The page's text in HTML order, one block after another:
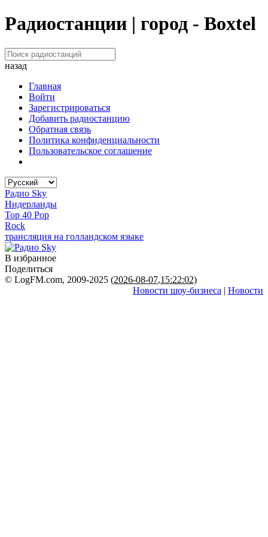
Радиостанции | город - Boxtel
назад
Главная
Войти
Зарегистрироваться
Добавить радиостанцию
Обратная связь
Политика конфиденциальности
Пользовательское соглашение
Радио Sky
Нидерланды
Top 40 Pop
Rock
трансляция на голландском языке
В избранное
Поделиться
© LogFM.com, 2009-2025 (2026-08-07,15:22:02)
Новости шоу-бизнеса | Новости